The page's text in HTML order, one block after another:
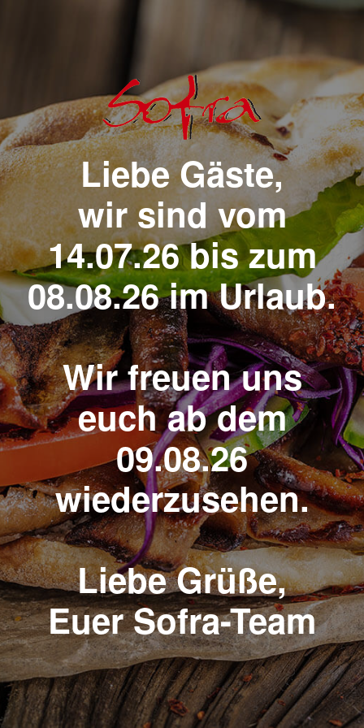
Liebe Gäste,
wir sind vom
14.07.26 bis zum
08.08.26 im Urlaub.
Wir freuen uns
euch ab dem
09.08.26
wiederzusehen.
Liebe Grüße,
Euer Sofra-Team